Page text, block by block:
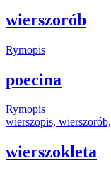
wierszorób
Rymopis
poecina
Rymopis
wierszopis, wierszorób,
wierszokleta